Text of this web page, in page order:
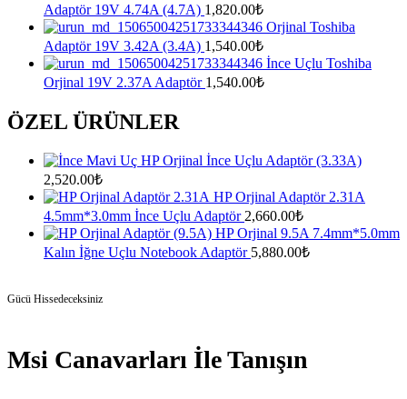
Adaptör 19V 4.74A (4.7A) 1,820.00₺
Orjinal Toshiba
Adaptör 19V 3.42A (3.4A) 1,540.00₺
İnce Uçlu Toshiba
Orjinal 19V 2.37A Adaptör 1,540.00₺
ÖZEL ÜRÜNLER
HP Orjinal İnce Uçlu Adaptör (3.33A)
2,520.00₺
HP Orjinal Adaptör 2.31A
4.5mm*3.0mm İnce Uçlu Adaptör 2,660.00₺
HP Orjinal 9.5A 7.4mm*5.0mm
Kalın İğne Uçlu Notebook Adaptör 5,880.00₺
Gücü Hissedeceksiniz
Msi Canavarları İle Tanışın